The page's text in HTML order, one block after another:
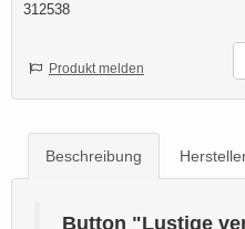
312538
Produkt melden
Beschreibung
Button "Lustige